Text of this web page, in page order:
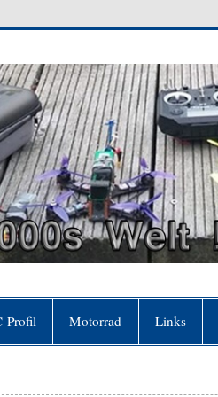
Profil Motorrad Links